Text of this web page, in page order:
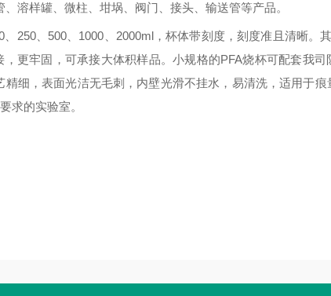
溶样罐、微柱、坩埚、阀门、接头、输送管等产品。
250、500、1000、2000ml，杯体带刻度，刻度准且清晰。
更牢固，可承接大体积样品。小规格的PFA烧杯可配套我司
细，表面光洁无毛刺，内壁光滑不挂水，易清洗，适用于痕
求的实验室。